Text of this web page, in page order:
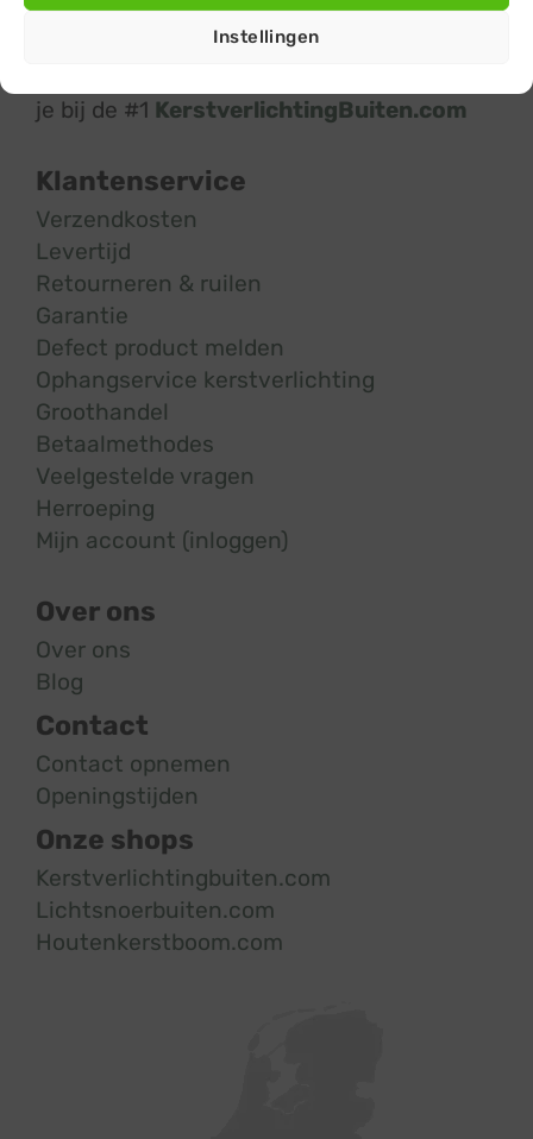
Instellingen
je bij de #1 KerstverlichtingBuiten.com
Klantenservice
Verzendkosten
Levertijd
Retourneren & ruilen
Garantie
Defect product melden
Ophangservice kerstverlichting
Groothandel
Betaalmethodes
Veelgestelde vragen
Herroeping
Mijn account (inloggen)
Over ons
Over ons
Blog
Contact
Contact opnemen
Openingstijden
Onze shops
Kerstverlichtingbuiten.com
Lichtsnoerbuiten.com
Houtenkerstboom.com